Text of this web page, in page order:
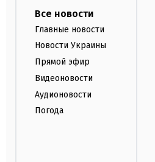
Все новости
Главные новости
Новости Украины
Прямой эфир
Видеоновости
Аудионовости
Погода